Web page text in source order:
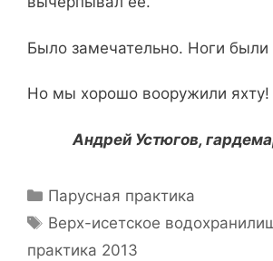
Было замечательно. Ноги
Но мы хорошо вооружили яхту!
Андрей Устюгов,
Рубрики
Парусная практика
Метки
Верх-исетское
практика 2013